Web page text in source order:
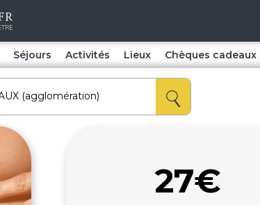
Séjours Activités Lieux Chèques cadeaux
27€